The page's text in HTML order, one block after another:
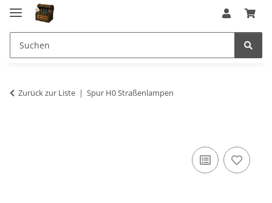
Zurück zur Liste Spur H0 Straßenlampen